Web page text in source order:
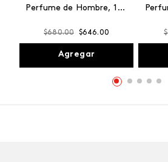
Perfume de Hombre, 100
$680.00 $646.00
Agregar
$